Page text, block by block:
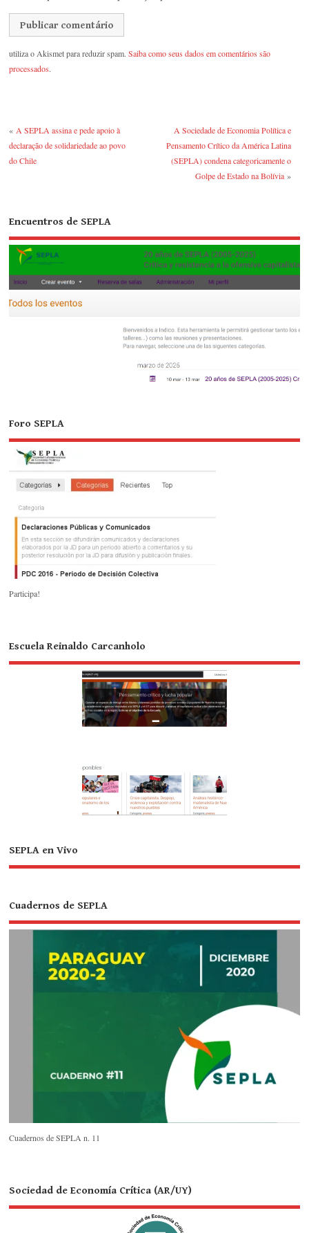
utiliza o Akismet para reduzir spam.Saiba como seus dados em comentários são
processados.
«A SEPLA assina e pede apoio à
declaração de solidariedade ao povo
do Chile
A Sociedade de Economia Política e
Pensamento Crítico da América Latina
(SEPLA) condena categoricamente o
Golpe de Estado na Bolívia»
Encuentros de SEPLA
Foro SEPLA
Participa!
Escuela Reinaldo Carcanholo
SEPLA en Vivo
Cuadernos de SEPLA
Cuadernos de SEPLA n. 11
Sociedad de Economía Crítica (AR/UY)